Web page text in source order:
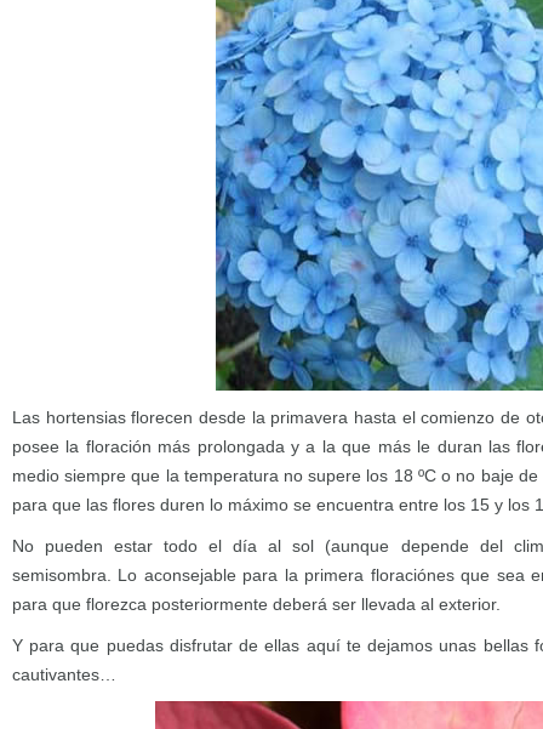
Las hortensias florecen desde la primavera hasta el comienzo de
posee la floración más prolongada y a la que más le duran las
medio siempre que la temperatura no supere los 18 ºC o no baje
para que las flores duren lo máximo se encuentra entre los 15 y los
No pueden estar todo el día al sol (aunque depende del
semisombra. Lo aconsejable para la primera floraciónes que sea
para que florezca posteriormente deberá ser llevada al exterior.
Y para que puedas disfrutar de ellas aquí te dejamos unas bellas
cautivantes…